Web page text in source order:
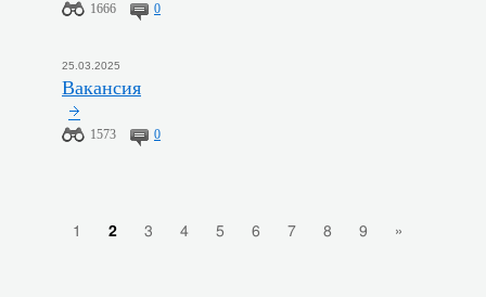
1666 0
25.03.2025
Вакансия
1573 0
1 2 3 4 5 6 7 8 9 »